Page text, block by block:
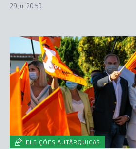
29 Jul 20:59
ELEIÇÕES AUTÁRQUICAS